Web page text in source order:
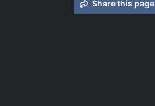
Share this page